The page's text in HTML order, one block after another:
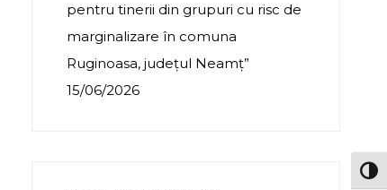
pentru tinerii din grupuri cu risc de
marginalizare în comuna
Ruginoasa, județul Neamț”
15/06/2026